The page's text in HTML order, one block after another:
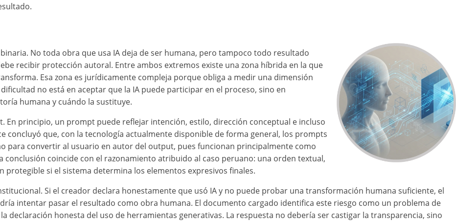
No toda obra que usa IA deja de ser humana, pero tampoco todo resultado
recibir protección autoral. Entre ambos extremos existe una zona híbrida en la que
Esa zona es jurídicamente compleja porque obliga a medir una dimensión
no está en aceptar que la IA puede participar en el proceso, sino en
humana y cuándo la sustituye.
En principio, un prompt puede reflejar intención, estilo, dirección conceptual e incluso
concluyó que, con la tecnología actualmente disponible de forma general, los prompts
para convertir al usuario en autor del output, pues funcionan principalmente como
conclusión coincide con el razonamiento atribuido al caso peruano: una orden textual,
si el sistema determina los elementos expresivos finales.
Si el creador declara honestamente que usó IA y no puede probar una transformación humana suficiente, el
intentar pasar el resultado como obra humana. El documento cargado identifica este riesgo como un problema de
declaración honesta del uso de herramientas generativas. La respuesta no debería ser castigar la transparencia, sino